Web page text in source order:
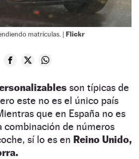
matrículas. | Flickr
son típicas de
este no es el único país
que en España no es
combinación de números
sí lo es en Reino Unido,